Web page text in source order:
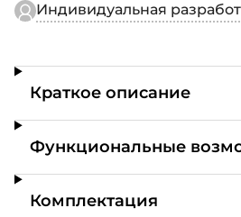
Индивидуальная
Краткое описание
Функциональные
Комплектация